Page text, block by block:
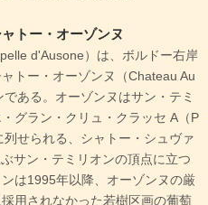
トー・オーゾンヌ
d'Ausone）は、ボルドー右岸
トー・オーゾンヌ（Chateau Au
ある。オーゾンヌはサン・テミ
グラン・クリュ・クラッセ A（P
せられる、シャトー・シュヴァ
サン・テミリオンの頂点に立つ
は1995年以降、オーゾンヌの厳
用されなかった若樹区画の葡萄